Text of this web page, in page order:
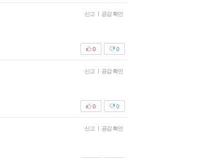
신고 | 공감 확인
0
0
신고 | 공감 확인
0
0
신고 | 공감 확인